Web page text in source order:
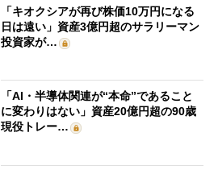
「キオクシアが再び株価10万円になる
日は遠い」資産3億円超のサラリーマン
投資家が…
「AI・半導体関連が“本命”であること
に変わりはない」資産20億円超の90歳
現役トレー…